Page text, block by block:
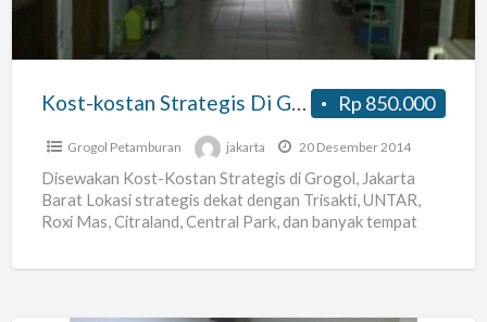
Jakarta
Barat
Rp 850.000
Kost-kostan Strategis Di Grogol, Jakarta Barat
Grogol Petamburan jakarta 20 Desember 2014
Disewakan Kost-Kostan Strategis di Grogol, Jakarta
Barat Lokasi strategis dekat dengan Trisakti, UNTAR,
Roxi Mas, Citraland, Central Park, dan banyak tempat